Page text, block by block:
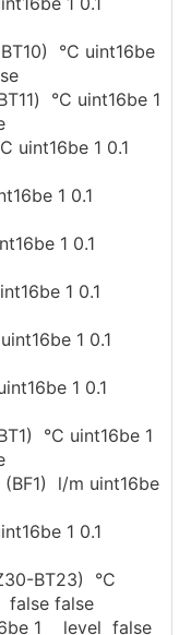
°C uint16be
°C uint16be 1
uint16be 1 0.1
1 0.1
1 0.1
1 0.1
1 0.1
1 0.1
°C uint16be 1
(BF1) l/m uint16be
1 0.1
BT23) °C
false false
1 level false